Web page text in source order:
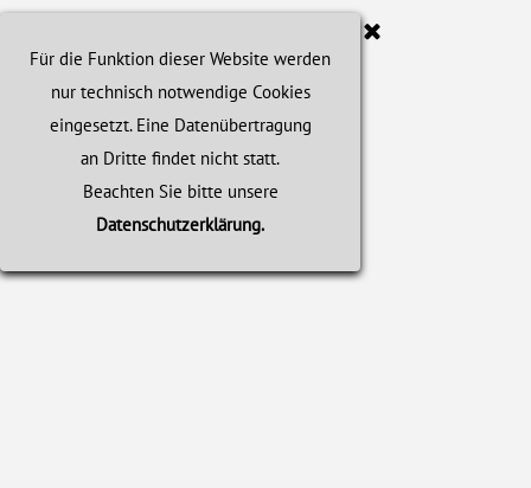
Für die Funktion dieser Website werden
nur technisch notwendige Cookies
eingesetzt. Eine Datenübertragung
an Dritte findet nicht statt.
Beachten Sie bitte unsere
Datenschutzerklärung.